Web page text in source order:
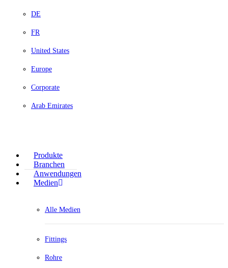
DE
FR
United States
Europe
Corporate
Arab Emirates
Produkte
Branchen
Anwendungen
Medien
Alle Medien
Fittings
Rohre